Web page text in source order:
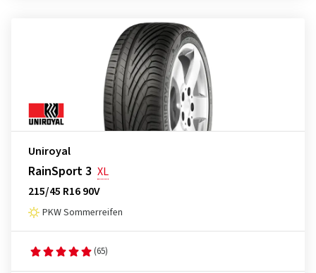
Uniroyal
RainSport 3 XL
215/45 R16 90V
PKW Sommerreifen
(65)